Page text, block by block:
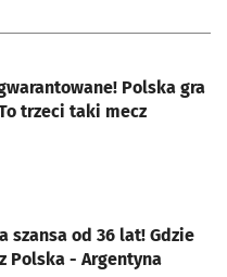
Polska gra
trzeci taki mecz
szansa od 36 lat! Gdzie
Polska - Argentyna